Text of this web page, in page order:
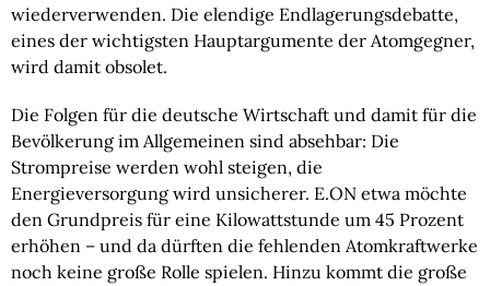
wiederverwenden. Die elendige Endlagerungsdebatte,
eines der wichtigsten Hauptargumente der Atomgegner,
wird damit obsolet.
Die Folgen für die deutsche Wirtschaft und damit für die
Bevölkerung im Allgemeinen sind absehbar: Die
Strompreise werden wohl steigen, die
Energieversorgung wird unsicherer. E.ON etwa möchte
den Grundpreis für eine Kilowattstunde um 45 Prozent
erhöhen – und da dürften die fehlenden Atomkraftwerke
noch keine große Rolle spielen. Hinzu kommt die große